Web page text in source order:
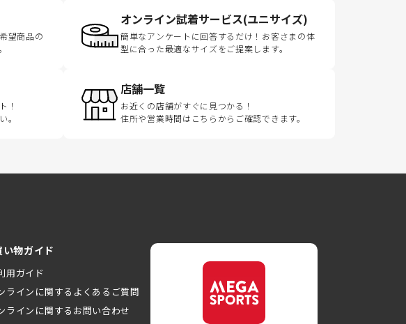
望商品の
オンライン試着サービス(ユニサイズ)
簡単なアンケートに回答するだけ！お客さまの体
型に合った最適なサイズをご提案します。
！
。
店舗一覧
お近くの店舗がすぐに見つかる！
住所や営業時間はこちらからご確認できます。
い物ガイド
用ガイド
ラインに関するよくあるご質問
ラインに関するお問い合わせ